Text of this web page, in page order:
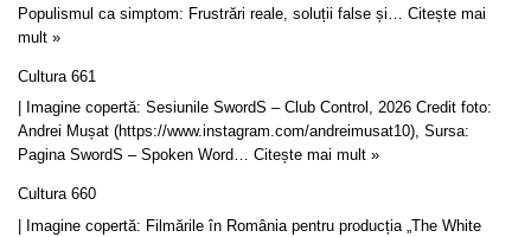
Populismul ca simptom: Frustrări reale, soluții false și… Citește mai
mult »
Cultura 661
| Imagine copertă: Sesiunile SwordS – Club Control, 2026 Credit foto:
Andrei Mușat (https://www.instagram.com/andreimusat10), Sursa:
Pagina SwordS – Spoken Word… Citește mai mult »
Cultura 660
| Imagine copertă: Filmările în România pentru producția „The White